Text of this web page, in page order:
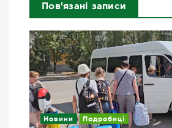
Пов'язані записи
Новини Подробиці